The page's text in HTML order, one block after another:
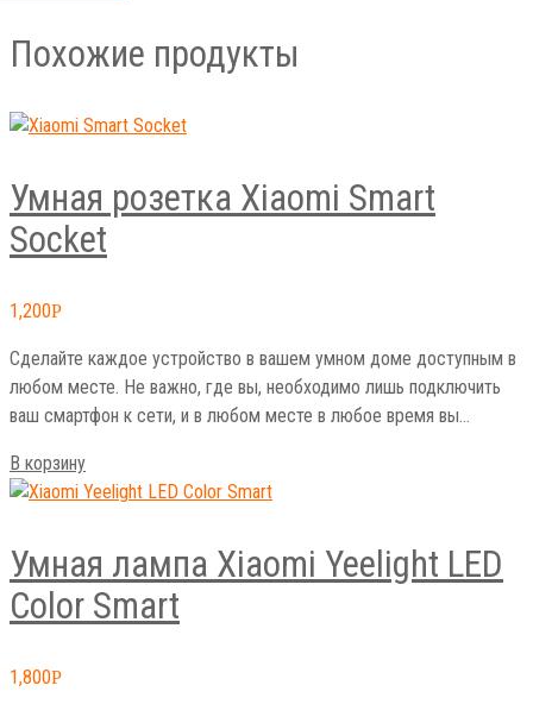
Похожие продукты
Умная розетка Xiaomi Smart
Socket
1,200Р
Сделайте каждое устройство в вашем умном доме доступным в
любом месте. Не важно, где вы, необходимо лишь подключить
ваш смартфон к сети, и в любом месте в любое время вы…
В корзину
Умная лампа Xiaomi Yeelight LED
Color Smart
1,800Р